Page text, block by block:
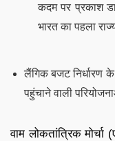
कदम पर प्रकाश
भारत का पहला
लैंगिक बजट निर्धारण
पहुंचाने वाली
वाम लोकतांत्रिक